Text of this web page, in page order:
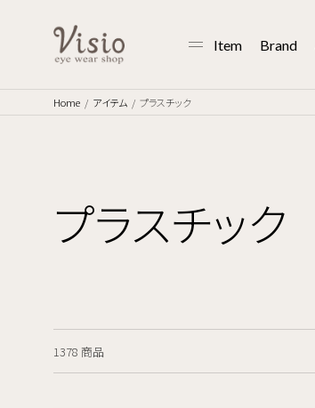
Item Brand
Home アイテム プラスチック
プラスチック
1378 商品